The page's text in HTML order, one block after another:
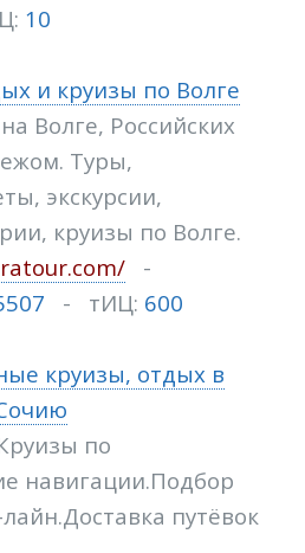
10
и круизы по Волге
Волге, Российских
Туры,
экскурсии,
круизы по Волге.
-
- тИЦ: 600
круизы, отдых в
по
навигации.Подбор
путёвок